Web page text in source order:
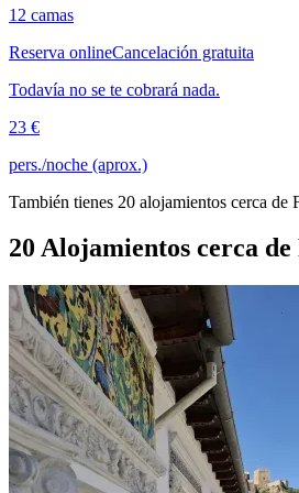
12 camas
Reserva onlineCancelación gratuita
Todavía no se te cobrará nada.
23 €
pers./noche (aprox.)
También tienes 20 alojamientos cerca de
20 Alojamientos cerca